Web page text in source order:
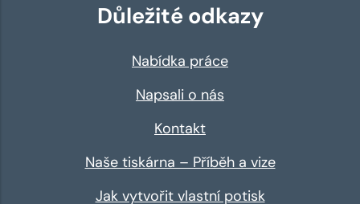
Důležité odkazy
Nabídka práce
Napsali o nás
Kontakt
Naše tiskárna – Příběh a vize
Jak vytvořit vlastní potisk